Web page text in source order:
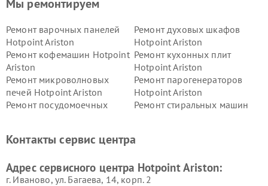
Мы ремонтируем
Ремонт варочных панелей
Hotpoint Ariston
Ремонт духовых шкафов
Hotpoint Ariston
Ремонт кофемашин Hotpoint
Ariston
Ремонт кухонных плит
Hotpoint Ariston
Ремонт микроволновых
печей Hotpoint Ariston
Ремонт парогенераторов
Hotpoint Ariston
Ремонт посудомоечных
Ремонт стиральных машин
Hotpoint Ariston
Hotpoint Ariston
Ariston
Hotpoint Ariston
Контакты сервис центра
Адрес сервисного центра Hotpoint Ariston:
г. Иваново, ул. Багаева, 14, корп. 2